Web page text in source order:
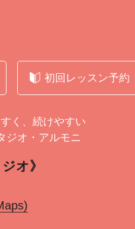
初回レッスン予約
く、続けやすい
ジオ・アルモニ
オ》